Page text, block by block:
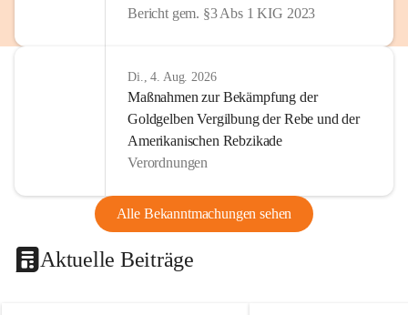
Bericht gem. §3 Abs 1 KIG 2023
Di., 4. Aug. 2026
Maßnahmen zur Bekämpfung der
Goldgelben Vergilbung der Rebe und der
Amerikanischen Rebzikade
Verordnungen
Alle Bekanntmachungen sehen
Aktuelle Beiträge